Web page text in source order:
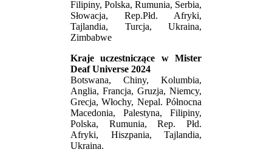
Filipiny, Polska, Rumunia, Serbia,
Słowacja, Rep.Płd. Afryki,
Tajlandia, Turcja, Ukraina,
Zimbabwe
Kraje uczestniczące w Mister
Deaf Universe 2024
Botswana, Chiny, Kolumbia,
Anglia, Francja, Gruzja, Niemcy,
Grecja, Włochy, Nepal. Północna
Macedonia, Palestyna, Filipiny,
Polska, Rumunia, Rep. Płd.
Afryki, Hiszpania, Tajlandia,
Ukraina.